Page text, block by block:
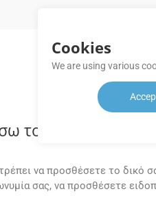
το δικό μου
να προσθέσετε το δικό
σας, να προσθέσετε
Cookies
We are using various